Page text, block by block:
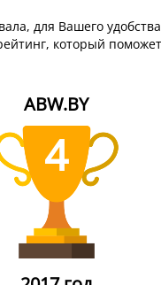
для Вашего
который
ABW.BY
4